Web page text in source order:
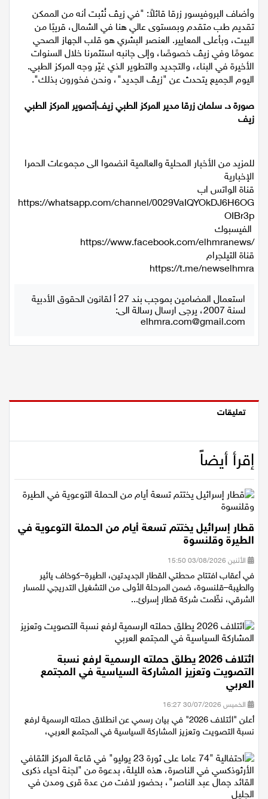
وأضاف البروفيسور زرقا قائلاً: "في زيڤ نُثبت أنه من الممكن
تقديم طب متقدم وبمستوى عالي هنا في الشمال، قريبًا من
البيت، وبأعلى المعايير. العنصر البشري هو قلب الجهاز الصحي
عمومًا وفي زيڤ خصوصًا، وإلى جانبه استثمرنا خلال السنوات
الأخيرة في البناء، والتجديد والتطوير الذي غيّر وجه المركز الطبي.
صورة د. سلمان زرقا مدير المركز الطبي زيف|تصوير المركز الطبي
للمزيد من الأخبار المحلية والعالمية انضموا الى مجموعات الحمرا
الإخبارية
قناة الواتس اب
https://whatsapp.com/channel/0029VaIQYOkDJ6H6OG
OIBr3p
الفيسبوك
https://www.facebook.com/elhmranews/
قناة التيلجرام
استعمال المضامين بموجب بند 27 أ لقانون الحقوق الأدبية
لسنة 2007، يرجى ارسال رسالة الى:
إقرأ أيضاً
قطار إسرائيل يختتم تسعة أيام من الحملة التوعوية في
الطيرة وقلنسوة
الأثنين 03/08/2026 15:50
في أعقاب افتتاح محطتي القطار الجديدتين، الطيرة–كوخاف يائير
والطيبة–قلنسوة، ضمن المرحلة الأولى من التشغيل التدريجي للمسار
ائتلاف 2026 يطلق حملته الرسمية لرفع نسبة
التصويت وتعزيز المشاركة السياسية في المجتمع
العربي
الخميس 30/07/2026 16:27
أعلن "ائتلاف 2026" في بيان رسمي عن انطلاق حملته الرسمية لرفع